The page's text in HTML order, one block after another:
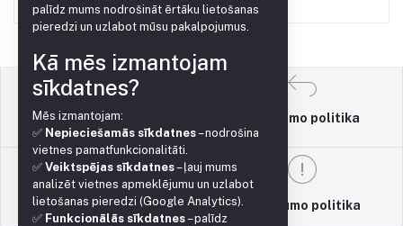
Naudojimo sąlygos
Grąžinimo politika
Palaikymo politika Privatumo politika
palīdz mums nodrošināt ērtāku lietošanas
pieredzi un uzlabot mūsu pakalpojumus.
Kā mēs izmantojam
sīkdatnes?
Mēs izmantojam:
✅ Nepieciešamās sīkdatnes– nodrošina
vietnes pamatfunkcionalitāti.
✅ Veiktspējas sīkdatnes– ļauj mums
analizēt vietnes apmeklējumu un uzlabot
lietošanas pieredzi (Google Analytics).
✅ Funkcionālās sīkdatnes– palīdz